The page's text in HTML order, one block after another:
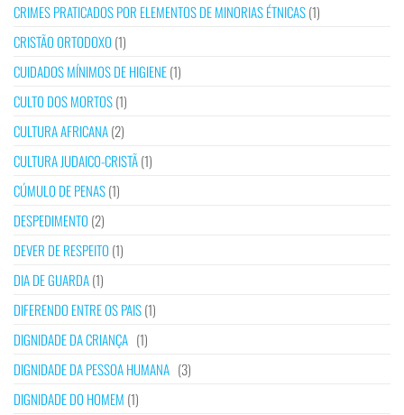
CRIMES PRATICADOS POR ELEMENTOS DE MINORIAS ÉTNICAS(1)
CRISTÃO ORTODOXO (1)
CUIDADOS MÍNIMOS DE HIGIENE(1)
CULTO DOS MORTOS(1)
CULTURA AFRICANA(2)
CULTURA JUDAICO-CRISTÃ(1)
CÚMULO DE PENAS(1)
DESPEDIMENTO (2)
DEVER DE RESPEITO (1)
DIA DE GUARDA(1)
DIFERENDO ENTRE OS PAIS(1)
DIGNIDADE DA CRIANÇA (1)
DIGNIDADE DA PESSOA HUMANA (3)
DIGNIDADE DO HOMEM (1)